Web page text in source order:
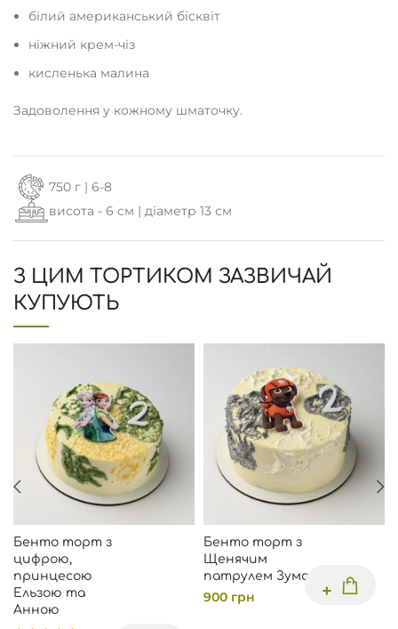
білий американський бісквіт
ніжний крем-чіз
кисленька малина
Задоволення у кожному шматочку.
750 г | 6-8
висота - 6 см | діаметр 13 см
З ЦИМ ТОРТИКОМ ЗАЗВИЧАЙ
КУПУЮТЬ
Бенто торт з
цифрою,
принцесою
Ельзою та
Анною
Бенто торт з
Щенячим
патрулем Зума
900 грн